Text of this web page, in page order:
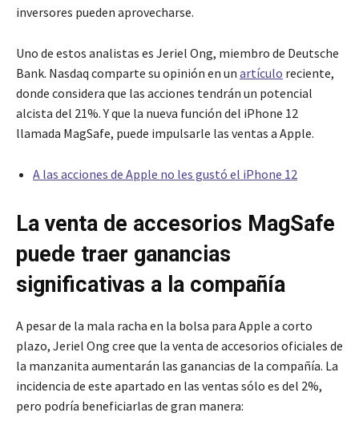
inversores pueden aprovecharse.
Uno de estos analistas es Jeriel Ong, miembro de Deutsche
Bank. Nasdaq comparte su opinión en un artículo reciente,
donde considera que las acciones tendrán un potencial
alcista del 21%. Y que la nueva función del iPhone 12
llamada MagSafe, puede impulsarle las ventas a Apple.
A las acciones de Apple no les gustó el iPhone 12
La venta de accesorios MagSafe
puede traer ganancias
significativas a la compañía
A pesar de la mala racha en la bolsa para Apple a corto
plazo, Jeriel Ong cree que la venta de accesorios oficiales de
la manzanita aumentarán las ganancias de la compañía. La
incidencia de este apartado en las ventas sólo es del 2%,
pero podría beneficiarlas de gran manera: